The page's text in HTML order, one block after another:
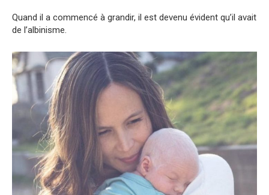
Quand il a commencé à grandir, il est devenu évident qu’il avait
de l’albinisme.